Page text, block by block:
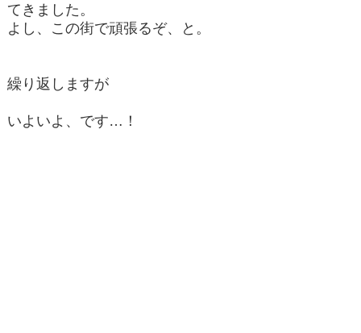
てきました。
よし、この街で頑張るぞ、と。
繰り返しますが
いよいよ、です…！